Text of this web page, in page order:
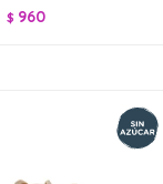
$ 960